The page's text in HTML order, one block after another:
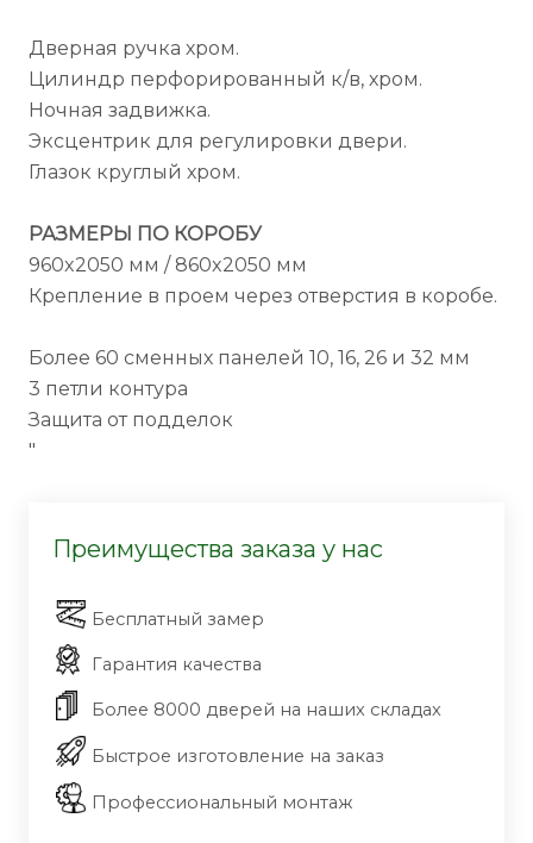
Дверная ручка хром.
Цилиндр перфорированный к/в, хром.
Ночная задвижка.
Эксцентрик для регулировки двери.
Глазок круглый хром.
РАЗМЕРЫ ПО КОРОБУ
960x2050 мм / 860x2050 мм
Крепление в проем через отверстия в коробе.
Более 60 сменных панелей 10, 16, 26 и 32 мм
3 петли контура
Защита от подделок
"
Преимущества заказа у нас
Бесплатный замер
Гарантия качества
Более 8000 дверей на наших складах
Быстрое изготовление на заказ
Профессиональный монтаж